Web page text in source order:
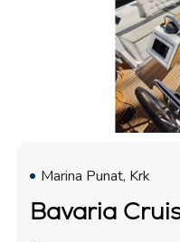
Marina Punat, Krk
Bavaria